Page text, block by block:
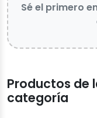
Sé el primero
Productos de
categoría